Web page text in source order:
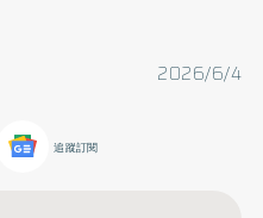
2026/6/4
追蹤訂閱